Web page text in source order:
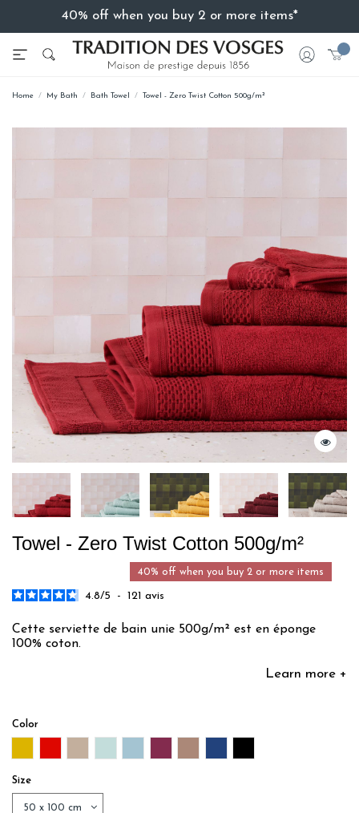
40% off when you buy 2 or more items*
Home My Bath Bath Towel Towel - Zero Twist Cotton 500g/m²
Towel - Zero Twist Cotton 500g/m²
40% off when you buy 2 or more items
4.8/5 - 121 avis
Cette serviette de bain unie 500g/m² est en éponge
100% coton.
Learn more +
Color
Size